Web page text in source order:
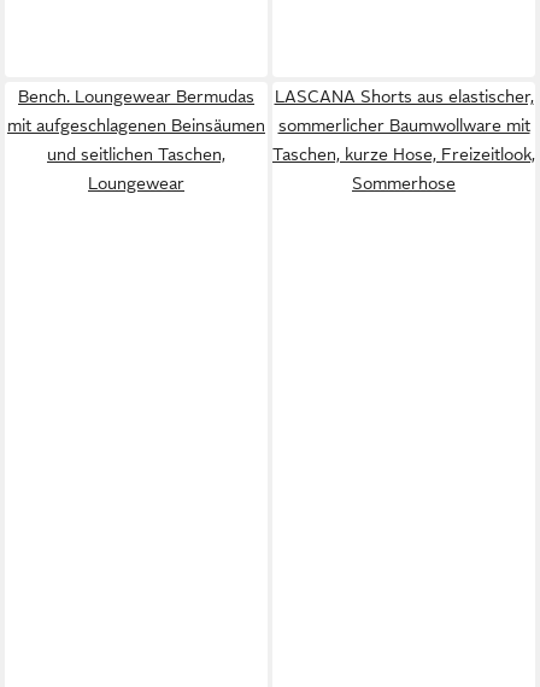
Bench. Loungewear Bermudas
mit aufgeschlagenen Beinsäumen
und seitlichen Taschen,
Loungewear
LASCANA Shorts aus elastischer,
sommerlicher Baumwollware mit
Taschen, kurze Hose, Freizeitlook,
Sommerhose